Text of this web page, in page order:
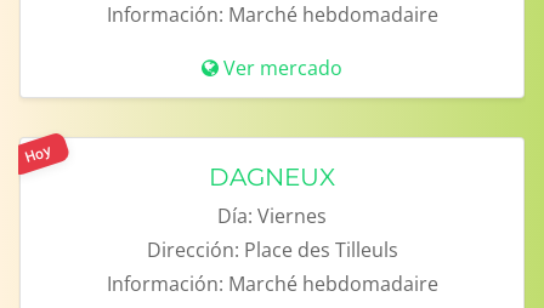
Información: Marché hebdomadaire
Ver mercado
Hoy
DAGNEUX
Día: Viernes
Dirección: Place des Tilleuls
Información: Marché hebdomadaire